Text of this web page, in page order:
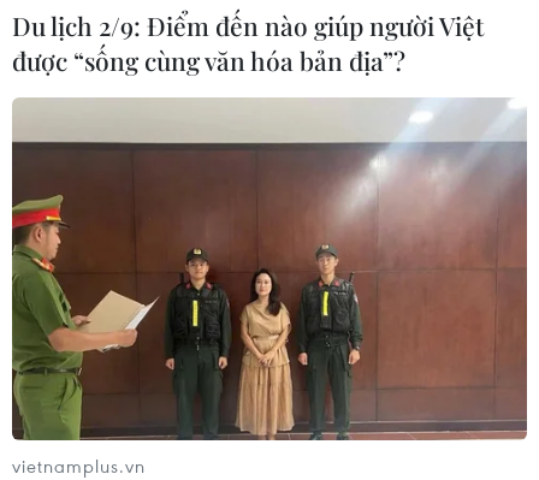
Du lịch 2/9: Điểm đến nào giúp người Việt
được “sống cùng văn hóa bản địa”?
vietnamplus.vn